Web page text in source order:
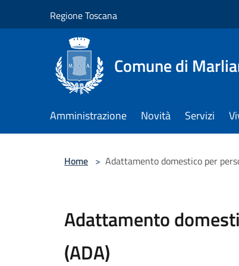
Regione Toscana
Comune di
Amministrazione Novità Servizi
Home > Adattamento domestico per
Adattamento
(ADA)